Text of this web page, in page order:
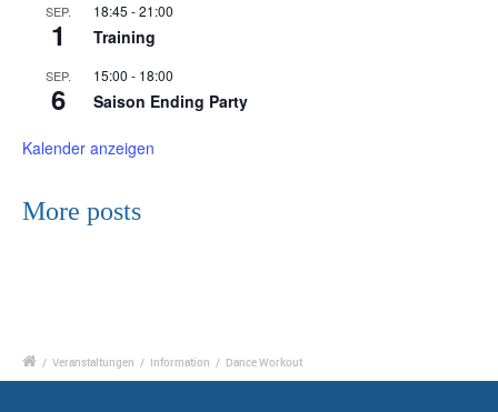
SEP.
1
18:45 -21:00
Training
SEP.
6
15:00 - 18:00
Saison Ending Party
Kalender anzeigen
More posts
/ Veranstaltungen / Information / Dance Workout